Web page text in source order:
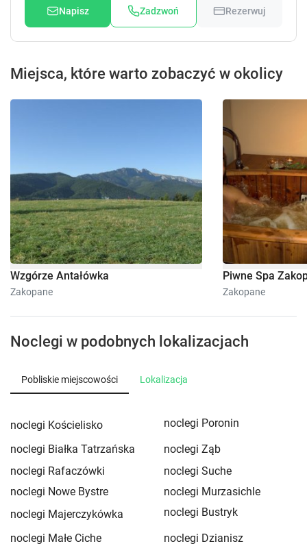
Napisz Zadzwoń Rezerwuj
Miejsca, które warto zobaczyć w okolicy
Wzgórze Antałówka
Zakopane
Piwne Spa
Zakopane
Noclegi w podobnych lokalizacjach
Pobliskie miejscowości Lokalizacja
noclegi Kościelisko
noclegi Poronin
noclegi Białka Tatrzańska
noclegi Ząb
noclegi Rafaczówki
noclegi Suche
noclegi Nowe Bystre
noclegi Murzasichle
noclegi Majerczykówka
noclegi Bustryk
noclegi Małe Ciche
noclegi Dzianisz